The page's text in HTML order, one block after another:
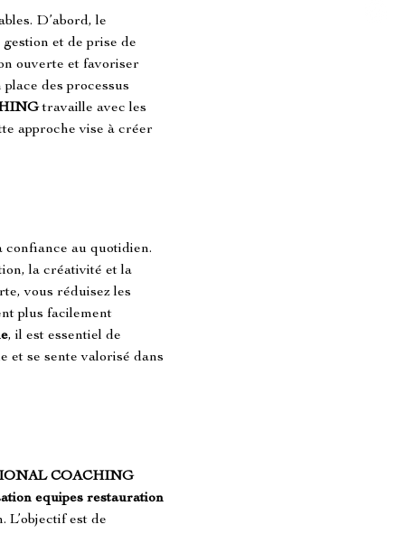
D’abord, le
et de prise de
ouverte et favoriser
des processus
travaille avec les
approche vise à créer
confiance au quotidien.
la créativité et la
vous réduisez les
plus facilement
, il est essentiel de
et se sente valorisé dans
COACHING
equipes restauration
est de